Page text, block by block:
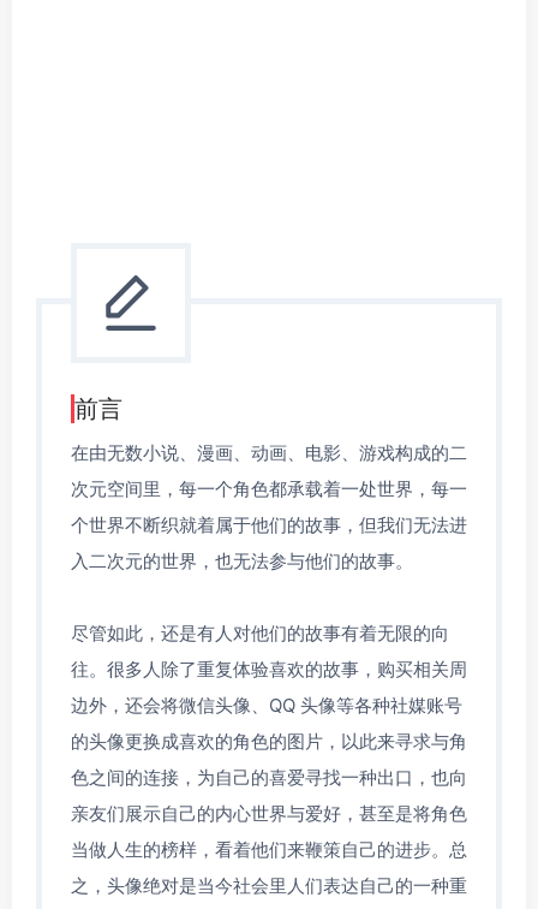
前言
在由无数小说、漫画、动画、电影、游戏构成的二
次元空间里，每一个角色都承载着一处世界，每一
个世界不断织就着属于他们的故事，但我们无法进
入二次元的世界，也无法参与他们的故事。
尽管如此，还是有人对他们的故事有着无限的向
往。很多人除了重复体验喜欢的故事，购买相关周
边外，还会将微信头像、QQ 头像等各种社媒账号
的头像更换成喜欢的角色的图片，以此来寻求与角
色之间的连接，为自己的喜爱寻找一种出口，也向
亲友们展示自己的内心世界与爱好，甚至是将角色
当做人生的榜样，看着他们来鞭策自己的进步。总
之，头像绝对是当今社会里人们表达自己的一种重